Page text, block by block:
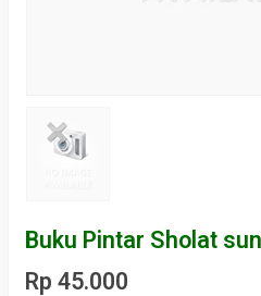
Buku Pintar Sholat
Rp 45.000